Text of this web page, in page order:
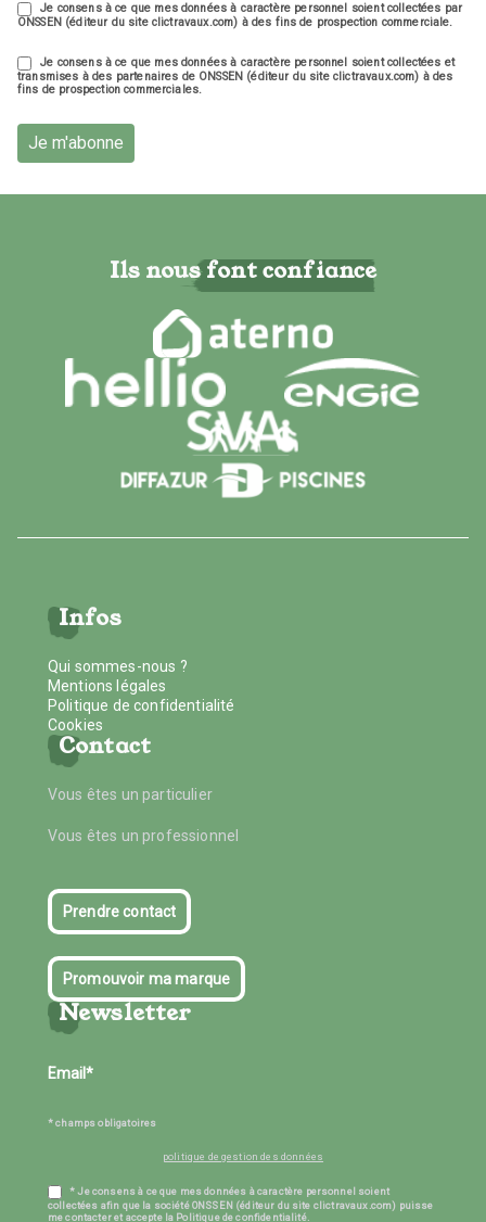
Je consens à ce que mes données à caractère personnel soient collectées par
ONSSEN (éditeur du site clictravaux.com) à des fins de prospection commerciale.
Je consens à ce que mes données à caractère personnel soient collectées et
transmises à des partenaires de ONSSEN (éditeur du site clictravaux.com) à des
fins de prospection commerciales.
Je m'abonne
Ils nous font confiance
Infos
Qui sommes-nous ?
Mentions légales
Politique de confidentialité
Cookies
Contact
Vous êtes un particulier
Vous êtes un professionnel
Prendre contact
Promouvoir ma marque
Newsletter
* champs obligatoires
politique de gestion des données
* Je consens à ce que mes données à caractère personnel soient
collectées afin que la société ONSSEN (éditeur du site clictravaux.com) puisse
me contacter et accepte la Politique de confidentialité.